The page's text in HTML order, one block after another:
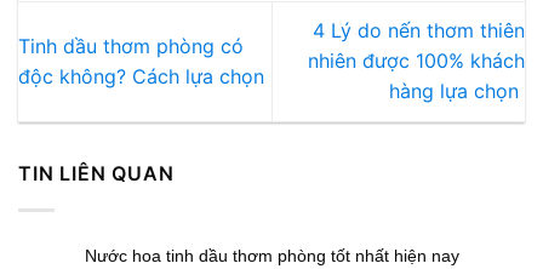
Tinh dầu thơm phòng có
độc không? Cách lựa chọn
4 Lý do nến thơm thiên
nhiên được 100% khách
hàng lựa chọn
TIN LIÊN QUAN
Nước hoa tinh dầu thơm phòng tốt nhất hiện nay